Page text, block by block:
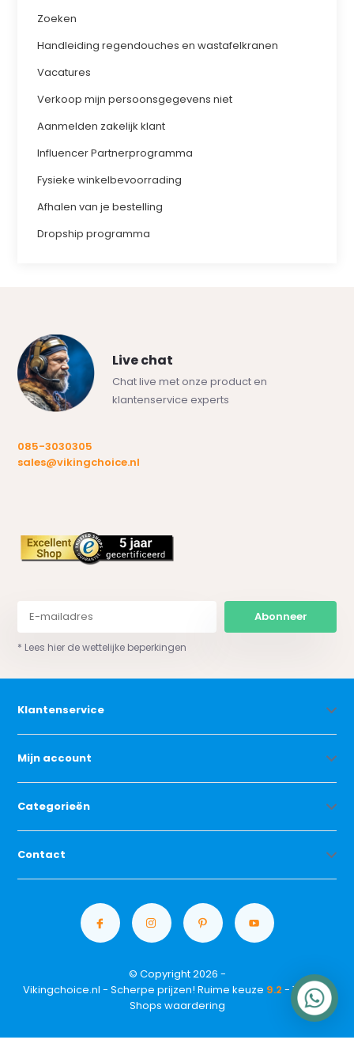
Zoeken
Handleiding regendouches en wastafelkranen
Vacatures
Verkoop mijn persoonsgegevens niet
Aanmelden zakelijk klant
Influencer Partnerprogramma
Fysieke winkelbevoorrading
Afhalen van je bestelling
Dropship programma
Live chat
Chat live met onze product en
klantenservice experts
085-3030305
sales@vikingchoice.nl
Abonneer
* Lees hier de wettelijke beperkingen
Klantenservice
Mijn account
Categorieën
Contact
© Copyright 2026 -
Vikingchoice.nl - Scherpe prijzen! Ruime keuze 9.2 - Trusted
Shops waardering